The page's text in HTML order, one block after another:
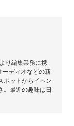
り編集業務に携
ーディオなどの新
ポットからイベン
。最近の趣味は日